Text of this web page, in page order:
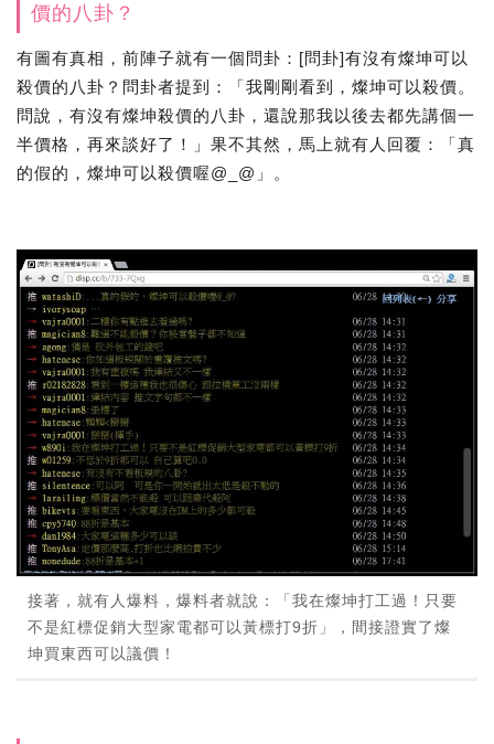
價的八卦？
有圖有真相，前陣子就有一個問卦：[問卦]有沒有燦坤可以
殺價的八卦？問卦者提到：「我剛剛看到，燦坤可以殺價。
問說，有沒有燦坤殺價的八卦，還說那我以後去都先講個一
半價格，再來談好了！」果不其然，馬上就有人回覆：「真
的假的，燦坤可以殺價喔@_@」。
接著，就有人爆料，爆料者就說：「我在燦坤打工過！只要
不是紅標促銷大型家電都可以黃標打9折」，間接證實了燦
坤買東西可以議價！